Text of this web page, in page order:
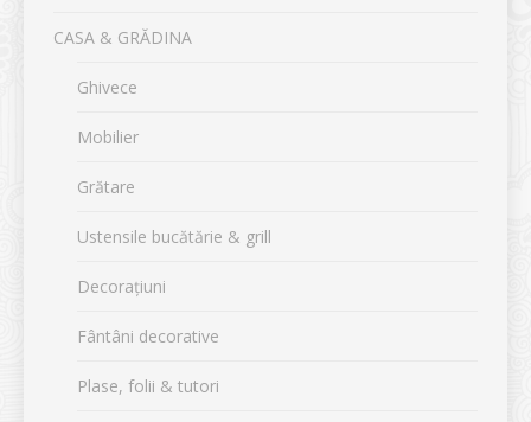
CASA & GRĂDINA
Ghivece
Mobilier
Grătare
Ustensile bucătărie & grill
Decorațiuni
Fântâni decorative
Plase, folii & tutori